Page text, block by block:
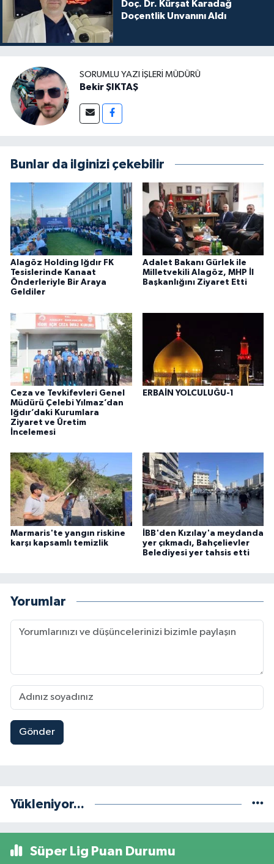
Doç. Dr. Kürşat Karadağ
Doçentlik Unvanını Aldı
SORUMLU YAZI İŞLERI MÜDÜRÜ
Bekir ŞIKTAŞ
Bunlar da ilginizi çekebilir
Alagöz Holding Iğdır FK
Tesislerinde Kanaat
Önderleriyle Bir Araya
Geldiler
Adalet Bakanı Gürlek ile
Milletvekili Alagöz, MHP İl
Başkanlığını Ziyaret Etti
Ceza ve Tevkifevleri Genel
Müdürü Çelebi Yılmaz’dan
Iğdır’daki Kurumlara
Ziyaret ve Üretim
İncelemesi
ERBAİN YOLCULUĞU-1
Marmaris'te yangın riskine
karşı kapsamlı temizlik
İBB'den Kızılay'a meydanda
yer çıkmadı, Bahçelievler
Belediyesi yer tahsis etti
Yorumlar
Gönder
Yükleniyor...
Süper Lig Puan Durumu